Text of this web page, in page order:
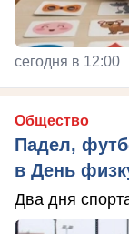
сегодня в 12:00
Общество
Падел,
в День
Два дня